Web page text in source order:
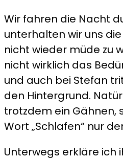
Wir fahren die Nacht
unterhalten wir uns
nicht wieder müde zu
nicht wirklich das
und auch bei Stefan
den Hintergrund.
trotzdem ein Gähnen,
Wort „Schlafen“ nur
Unterwegs erkläre ich